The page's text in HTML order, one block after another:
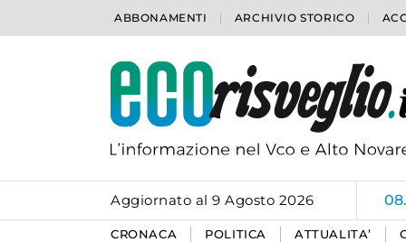
ABBONAMENTI ARCHIVIO STORICO
Aggiornato al 9 Agosto 2026
CRONACA POLITICA ATTUALITA’